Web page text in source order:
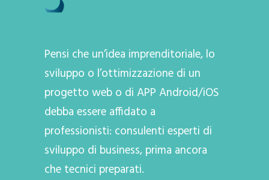
Pensi che un’idea imprenditoriale, lo
sviluppo o l’ottimizzazione di un
progetto web o di APP Android/iOS
debba essere affidato a
professionisti: consulenti esperti di
sviluppo di business, prima ancora
che tecnici preparati.